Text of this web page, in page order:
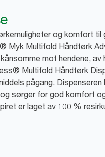
og komfort til
Myk Multifold Håndtørk
mot hendene,
Multifold Håndtørk
pågang. Dispenseren
sørger for god komfort
er laget av 100 %